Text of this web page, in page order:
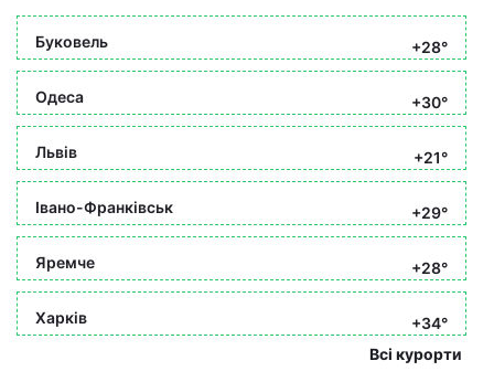
Буковель +28°
Одеса +30°
Львів +21°
Івано-Франківськ +29°
Яремче +28°
Харків
+34°
Всі курорти